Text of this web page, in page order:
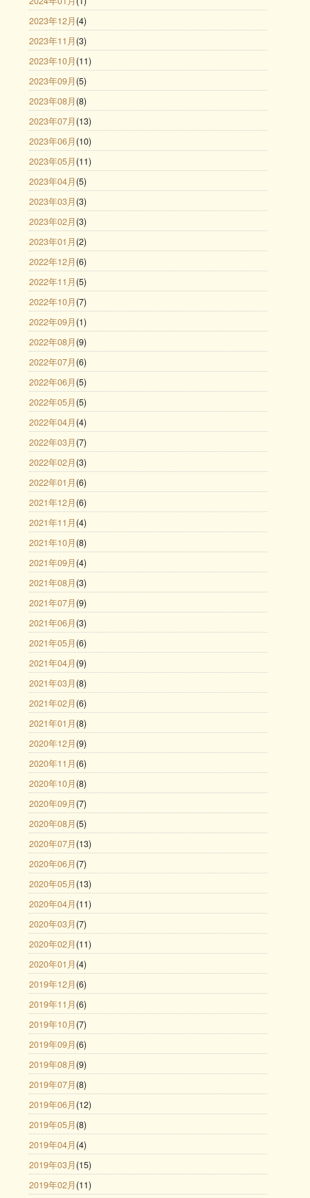
2023年12月 (4)
2023年11月 (3)
2023年10月 (11)
2023年09月 (5)
2023年08月 (8)
2023年07月 (13)
2023年06月 (10)
2023年05月 (11)
2023年04月 (5)
2023年03月 (3)
2023年02月 (3)
2023年01月 (2)
2022年12月 (6)
2022年11月 (5)
2022年10月 (7)
2022年09月 (1)
2022年08月 (9)
2022年07月 (6)
2022年06月 (5)
2022年05月 (5)
2022年04月 (4)
2022年03月 (7)
2022年02月 (3)
2022年01月 (6)
2021年12月 (6)
2021年11月 (4)
2021年10月 (8)
2021年09月 (4)
2021年08月 (3)
2021年07月 (9)
2021年06月 (3)
2021年05月 (6)
2021年04月 (9)
2021年03月 (8)
2021年02月 (6)
2021年01月 (8)
2020年12月 (9)
2020年11月 (6)
2020年10月 (8)
2020年09月 (7)
2020年08月 (5)
2020年07月 (13)
2020年06月 (7)
2020年05月 (13)
2020年04月 (11)
2020年03月 (7)
2020年02月 (11)
2020年01月 (4)
2019年12月 (6)
2019年11月 (6)
2019年10月 (7)
2019年09月 (6)
2019年08月 (9)
2019年07月 (8)
2019年06月 (12)
2019年05月 (8)
2019年04月 (4)
2019年03月 (15)
2019年02月 (11)